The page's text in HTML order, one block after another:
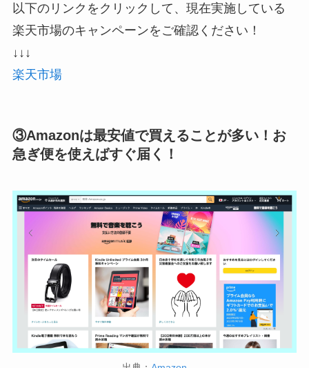
以下のリンクをクリックして、現在実施している
楽天市場のキャンペーンをご確認ください！
↓↓↓
楽天市場
③Amazonは最安値で買えることが多い！お
急ぎ便を使えばすぐ届く！